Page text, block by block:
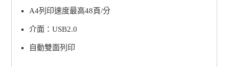
A4列印速度最高48頁/分
介面：USB2.0
自動雙面列印